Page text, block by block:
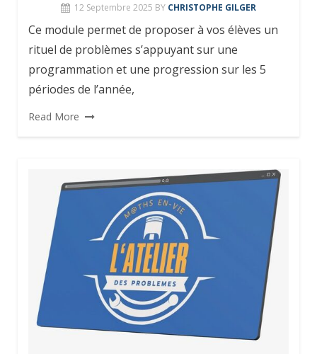
12 Septembre 2025 BY CHRISTOPHE GILGER
Ce module permet de proposer à vos élèves un
rituel de problèmes s’appuyant sur une
programmation et une progression sur les 5
périodes de l’année,
Read More